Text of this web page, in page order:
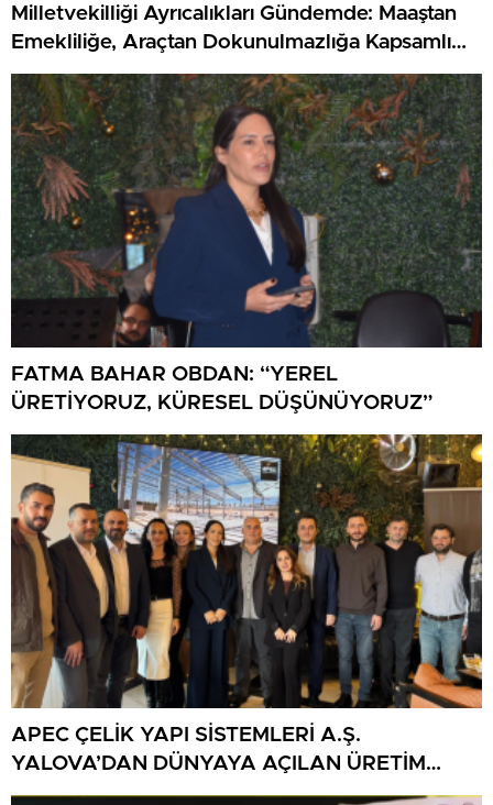
Milletvekilliği Ayrıcalıkları Gündemde: Maaştan
Emekliliğe, Araçtan Dokunulmazlığa Kapsamlı
Haklar Listesi
FATMA BAHAR OBDAN: “YEREL
ÜRETİYORUZ, KÜRESEL DÜŞÜNÜYORUZ”
APEC ÇELİK YAPI SİSTEMLERİ A.Ş.
YALOVA’DAN DÜNYAYA AÇILAN ÜRETİM
GÜCÜNÜ BASINLA PAYLAŞTI